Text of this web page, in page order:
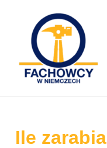
content
Ile
navigation